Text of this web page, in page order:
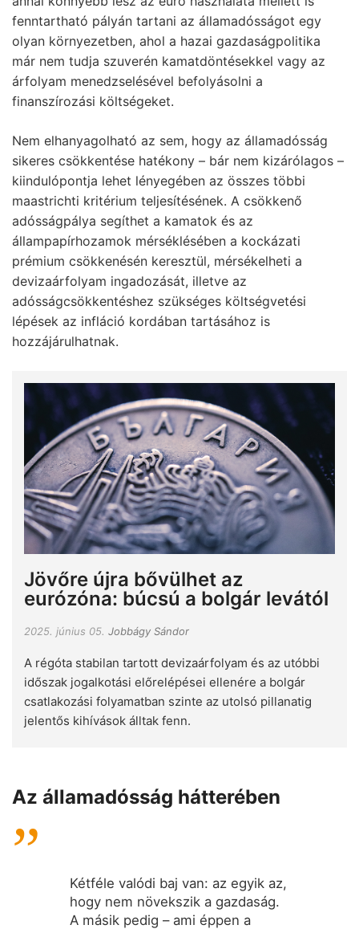
fenntartható pályán tartani az államadósságot egy
olyan környezetben, ahol a hazai gazdaságpolitika
már nem tudja szuverén kamatdöntésekkel vagy az
árfolyam menedzselésével befolyásolni a
finanszírozási költségeket.
Nem elhanyagolható az sem, hogy az államadósság
sikeres csökkentése hatékony – bár nem kizárólagos –
kiindulópontja lehet lényegében az összes többi
maastrichti kritérium teljesítésének. A csökkenő
adósságpálya segíthet a kamatok és az
állampapírhozamok mérséklésében a kockázati
prémium csökkenésén keresztül, mérsékelheti a
devizaárfolyam ingadozását, illetve az
adósságcsökkentéshez szükséges költségvetési
lépések az infláció kordában tartásához is
hozzájárulhatnak.
Jövőre újra bővülhet az
eurózóna: búcsú a bolgár levától
2025. június 05. Jobbágy Sándor
A régóta stabilan tartott devizaárfolyam és az utóbbi
időszak jogalkotási előrelépései ellenére a bolgár
csatlakozási folyamatban szinte az utolsó pillanatig
jelentős kihívások álltak fenn.
Az államadósság hátterében
Kétféle valódi baj van: az egyik az,
hogy nem növekszik a gazdaság.
A másik pedig – ami éppen a